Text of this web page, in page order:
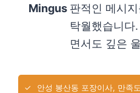
Mingus 판적인 메시
탁월했습니다
면서도 깊은
✓ 안성 봉산동 포장이사, 만족